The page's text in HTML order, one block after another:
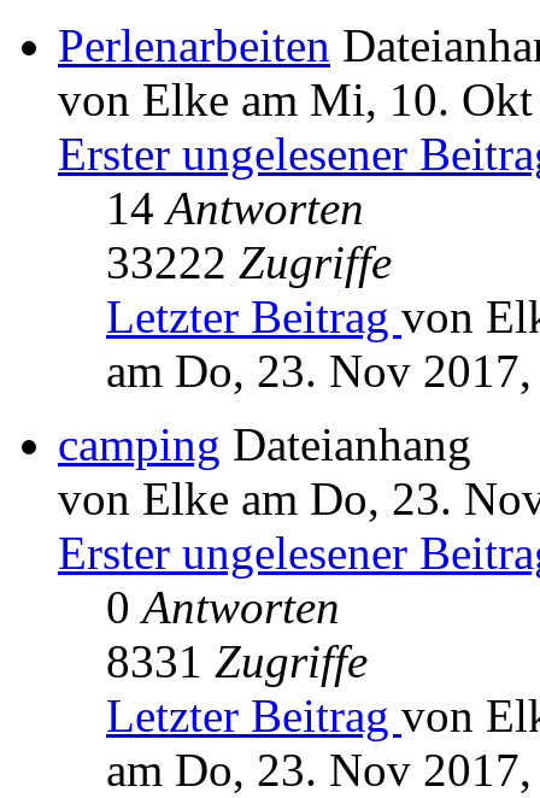
Perlenarbeiten
von Elke am Mi, 10.
Erster ungelesener
14Antworten
33222 Zugriffe
Letzter Beitrag von
am Do, 23. Nov
camping Dateianhang
von Elke am Do, 23.
Erster ungelesener
0Antworten
8331 Zugriffe
Letzter Beitrag von
am Do, 23. Nov